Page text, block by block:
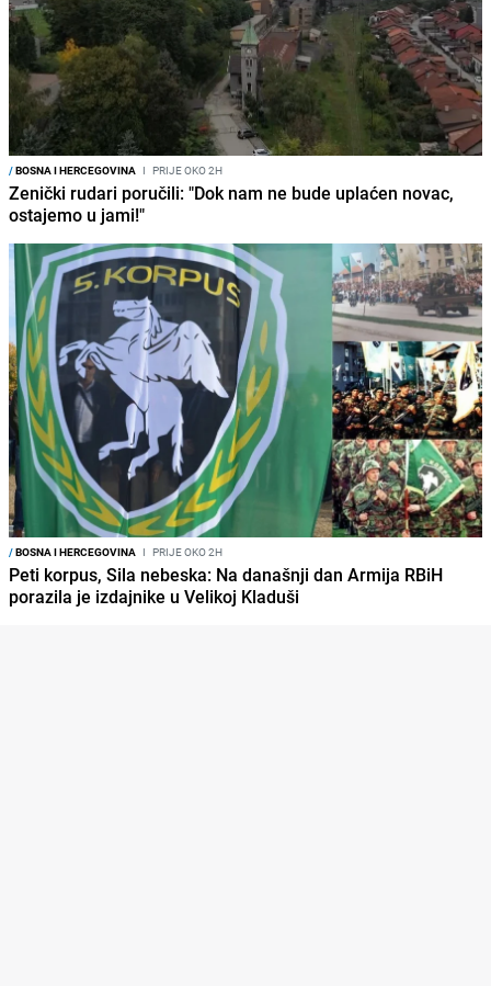
/BOSNA I HERCEGOVINA I PRIJE OKO 2H
Zenički rudari poručili: "Dok nam ne bude uplaćen novac,
ostajemo u jami!"
/BOSNA I HERCEGOVINA I PRIJE OKO 2H
Peti korpus, Sila nebeska: Na današnji dan Armija RBiH
porazila je izdajnike u Velikoj Kladuši